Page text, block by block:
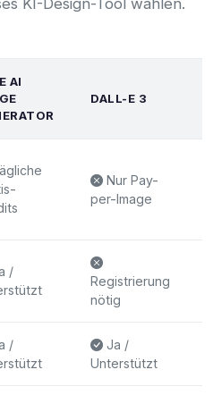
KI-Design-Tool wählen.
AI
DALL-E 3
Nur Pay-
per-Image
/
Registrierung
nötig
/
Ja /
Unterstützt